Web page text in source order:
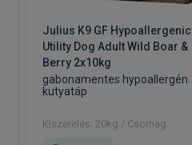
Julius K9 GF Hypoallergenic
Utility Dog Adult Wild Boar &
Berry 2x10kg
gabonamentes hypoallergén
kutyatáp
Kiszerelés: 20kg / Csomag